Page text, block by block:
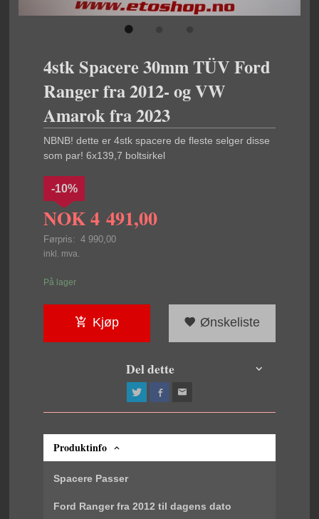
4stk Spacere 30mm TÜV Ford
Ranger fra 2012- og VW
Amarok fra 2023
NBNB! dette er 4stk spacere de fleste selger disse
som par! 6x139,7 boltsirkel
NOK4 491,00
Førpris: 4 990,00
Rabatt
-10%
inkl. mva.
På lager
Kjøp Ønskeliste
Del dette
Produktinfo
Spacere Passer
Ford Ranger fra 2012 til dagens dato